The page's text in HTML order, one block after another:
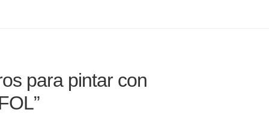
para pintar con